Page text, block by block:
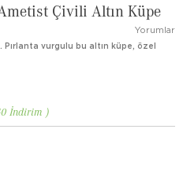
Çivili Altın Küpe
Yorumlar
Pırlanta vurgulu bu altın küpe, özel
İndirim